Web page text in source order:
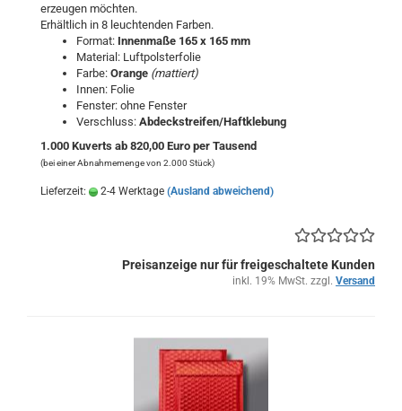
erzeugen möchten.
Erhältlich in 8 leuchtenden Farben.
Format: Innenmaße 165 x 165 mm
Material: Luftpolsterfolie
Farbe: Orange (mattiert)
Innen: Folie
Fenster: ohne Fenster
Verschluss: Abdeckstreifen/Haftklebung
1.000 Kuverts ab 820,00 Euro per Tausend
(bei einer Abnahmemenge von 2.000 Stück)
Lieferzeit: 2-4 Werktage (Ausland abweichend)
Preisanzeige nur für freigeschaltete Kunden
inkl. 19% MwSt. zzgl. Versand